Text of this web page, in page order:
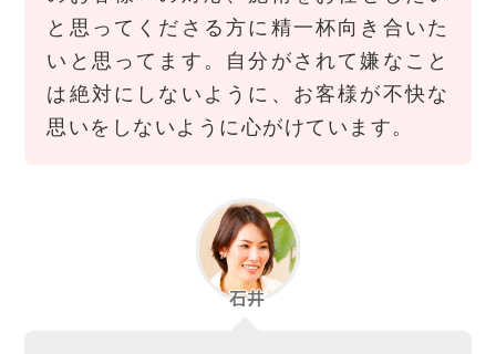
と思ってくださる方に精一杯向き合いた
いと思ってます。自分がされて嫌なこと
は絶対にしないように、お客様が不快な
思いをしないように心がけています。